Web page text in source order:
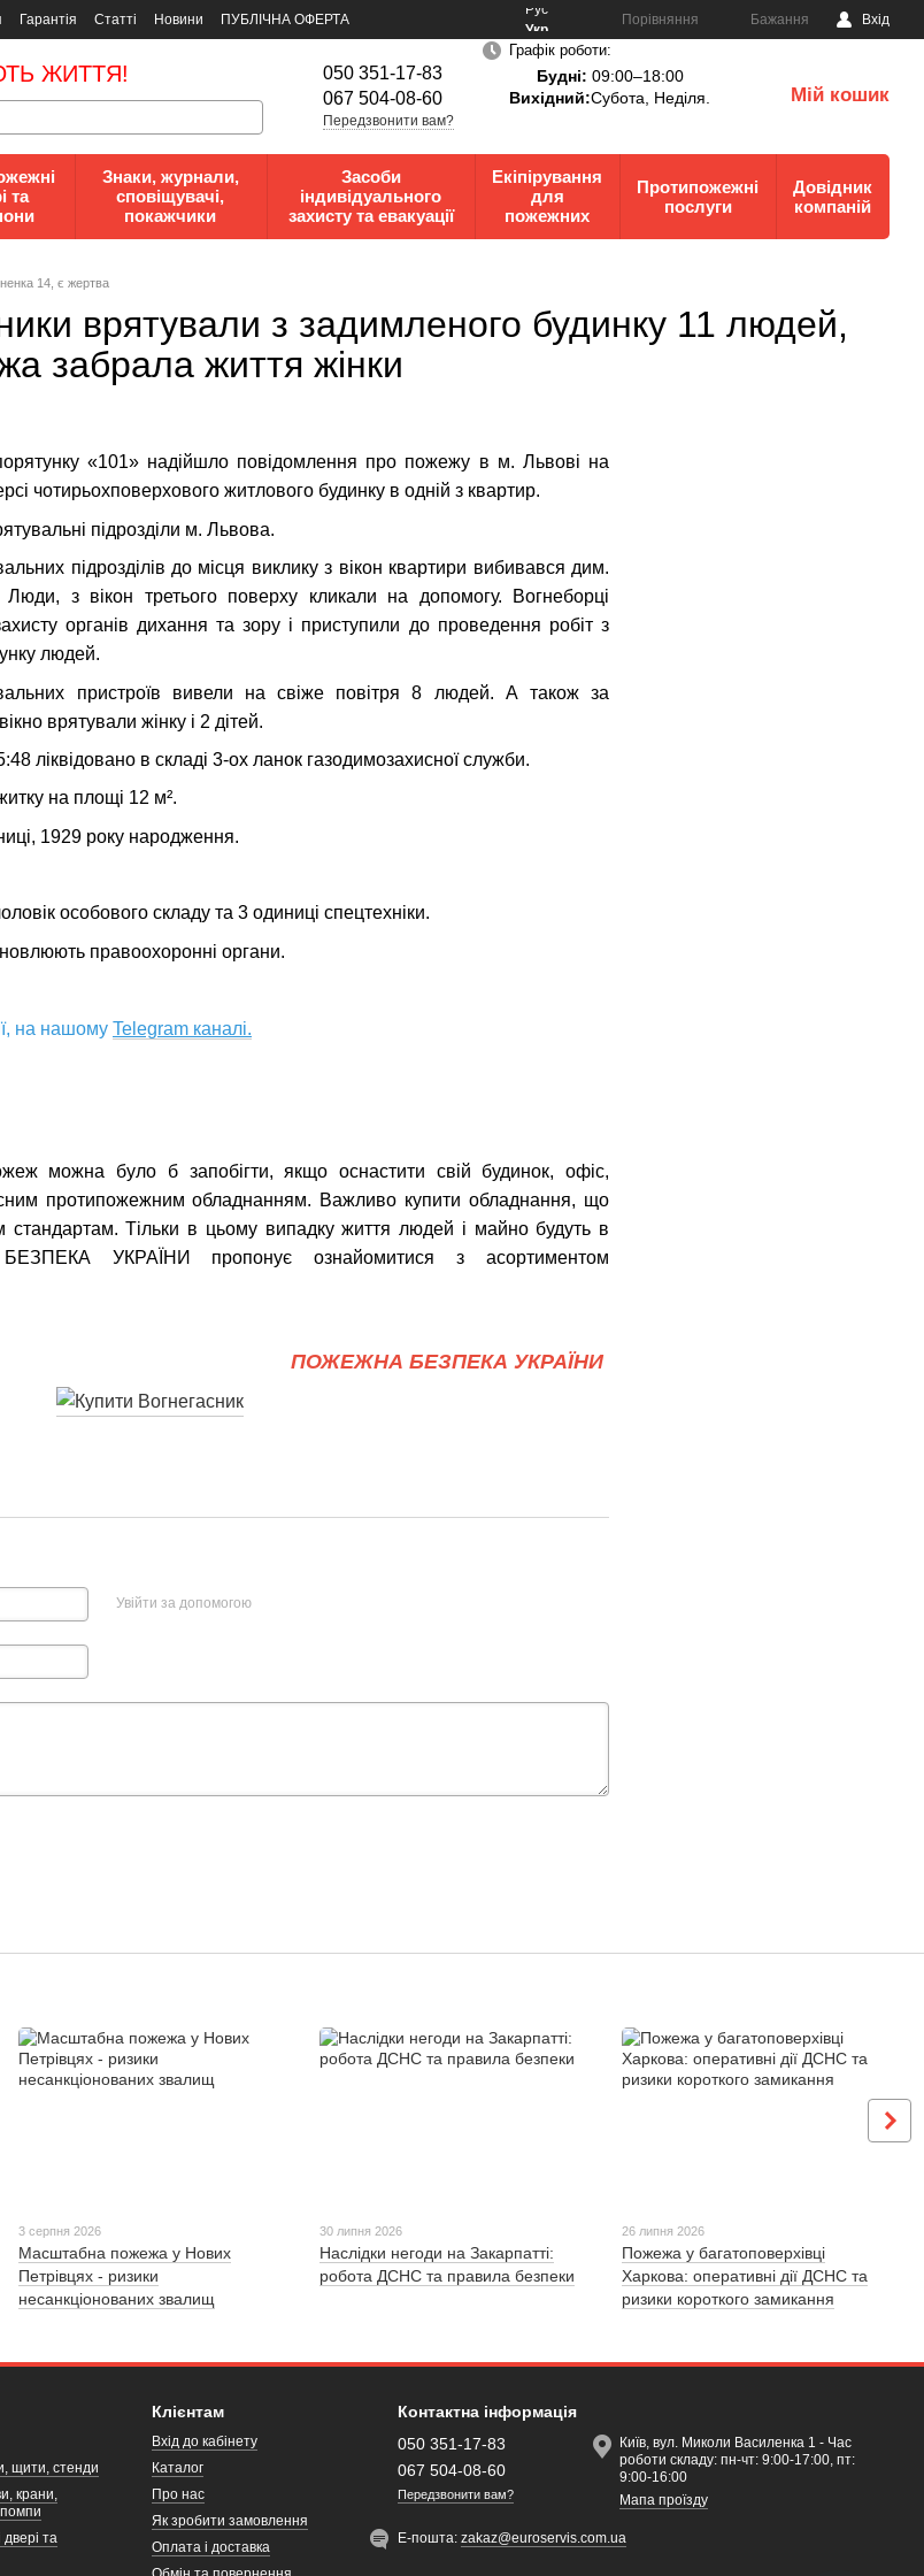
Гарантія Статті Новини
ПУБЛІЧНА ОФЕРТА
Рус
Укр
Порівняння Бажання Вхід
ЖИТТЯ!
050 351-17-83
067 504-08-60
Передзвонити вам?
Графік роботи:
Будні: 09:00–18:00
Вихідний:Субота, Неділя. Мій кошик
та
Знаки, журнали,
сповіщувачі,
покажчики
Засоби
індивідуального
захисту та евакуації
Екіпірування
для
пожежних
Протипожежні
послуги
Довідник
компаній
14, є жертва
врятували з задимленого будинку 11 людей,
забрала життя жінки
«101» надійшло повідомлення про пожежу в м. Львові на
чотирьохповерхового житлового будинку в одній з квартир.
підрозділи м. Львова.
підрозділів до місця виклику з вікон квартири вибивався дим.
з вікон третього поверху кликали на допомогу. Вогнеборці
органів дихання та зору і приступили до проведення робіт з
людей.
пристроїв вивели на свіже повітря 8 людей. А також за
врятували жінку і 2 дітей.
ліквідовано в складі 3-ох ланок газодимозахисної служби.
на площі 12 м².
1929 року народження.
особового складу та 3 одиниці спецтехніки.
правоохоронні органи.
на нашому Telegram каналі.
можна було б запобігти, якщо оснастити свій будинок, офіс,
протипожежним обладнанням. Важливо купити обладнання, що
стандартам. Тільки в цьому випадку життя людей і майно будуть в
УКРАЇНИ пропонує ознайомитися з асортиментом
ПОЖЕЖНА БЕЗПЕКА УКРАЇНИ
Увійти за допомогою
3 серпня 2026
Масштабна пожежа у Нових
Петрівцях - ризики
несанкціонованих звалищ
30 липня 2026
Наслідки негоди на Закарпатті:
робота ДСНС та правила безпеки
26 липня 2026
Пожежа у багатоповерхівці
Харкова: оперативні дії ДСНС та
ризики короткого замикання
щити, стенди
крани,
та
Клієнтам
Вхід до кабінету
Каталог
Про нас
Як зробити замовлення
Оплата і доставка
Контактна інформація
050 351-17-83
067 504-08-60
Передзвонити вам?
Київ, вул. Миколи Василенка 1 - Час
роботи складу: пн-чт: 9:00-17:00, пт:
9:00-16:00
Мапа проїзду
Е-пошта:zakaz@euroservis.com.ua